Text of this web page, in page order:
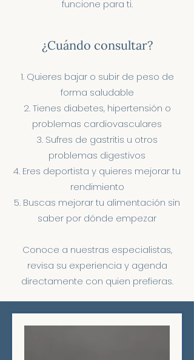
funcione para ti.
¿Cuándo consultar?
Quieres bajar o subir de peso de
forma saludable
Tienes diabetes, hipertensión o
problemas cardiovasculares
Sufres de gastritis u otros
problemas digestivos
Eres deportista y quieres mejorar tu
rendimiento
Buscas mejorar tu alimentación sin
saber por dónde empezar
Conoce a nuestras especialistas,
revisa su experiencia y agenda
directamente con quien prefieras.